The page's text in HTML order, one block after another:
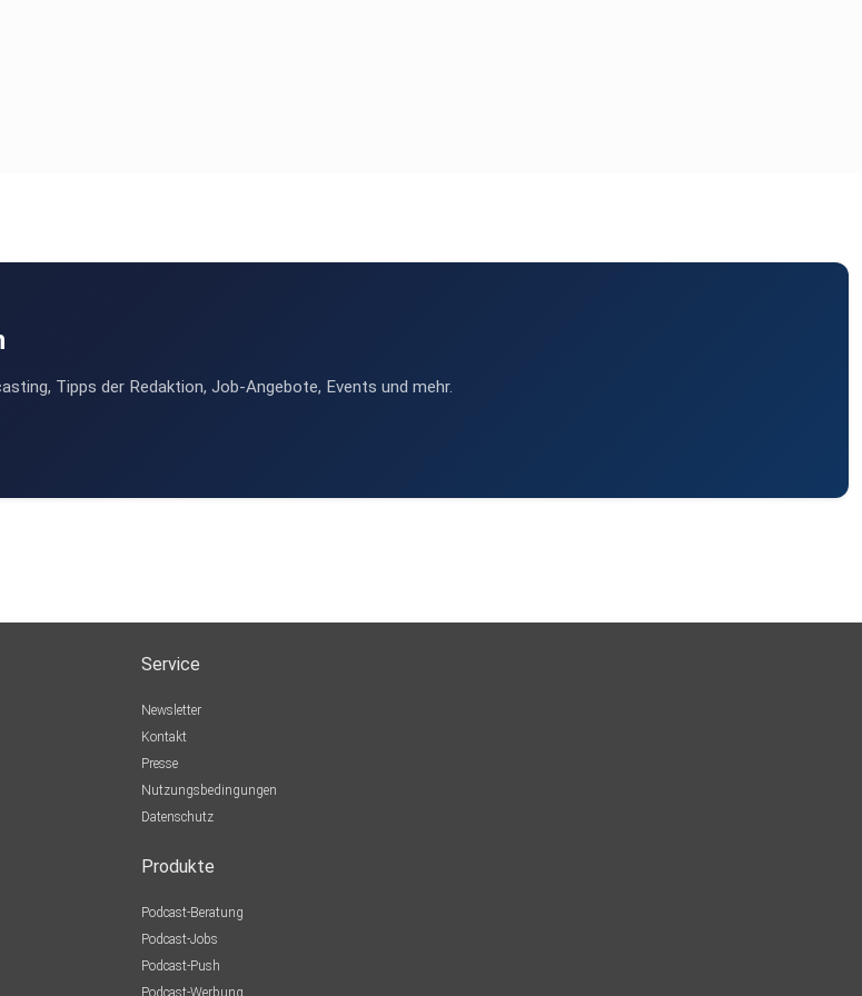
Tipps der Redaktion, Job-Angebote, Events und mehr.
Service
Newsletter
Kontakt
Presse
Nutzungsbedingungen
Datenschutz
Produkte
Podcast-Beratung
Podcast-Jobs
Podcast-Push
Podcast-Werbung